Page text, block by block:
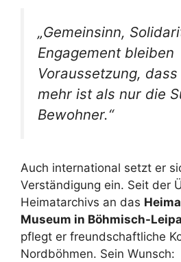
„Gemeinsinn,
Engagement bleiben
Voraussetzung,
mehr ist als nur die
Bewohner.“
Auch international setzt er
Verständigung ein. Seit der
Heimatarchivs an das
Museum in Böhmisch-
pflegt er freundschaftliche
Nordböhmen. Sein Wunsch: